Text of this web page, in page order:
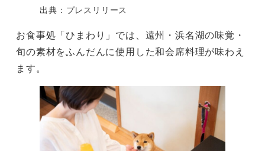
出典：プレスリリース
お食事処「ひまわり」では、遠州・浜名湖の味覚・
旬の素材をふんだんに使用した和会席料理が味わえ
ます。